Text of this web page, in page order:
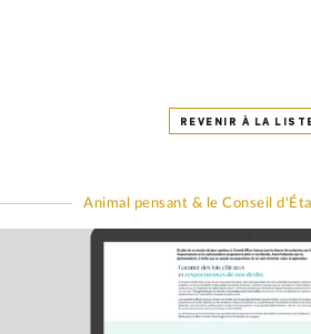
REVENIR À LA
Animal pensant & le Conseil